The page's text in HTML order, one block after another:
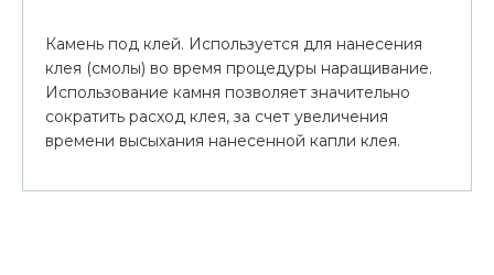
Камень под клей. Используется для нанесения
клея (смолы) во время процедуры наращивание.
Использование камня позволяет значительно
сократить расход клея, за счет увеличения
времени высыхания нанесенной капли клея.